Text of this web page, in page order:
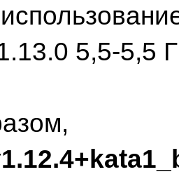
5,5-5,5